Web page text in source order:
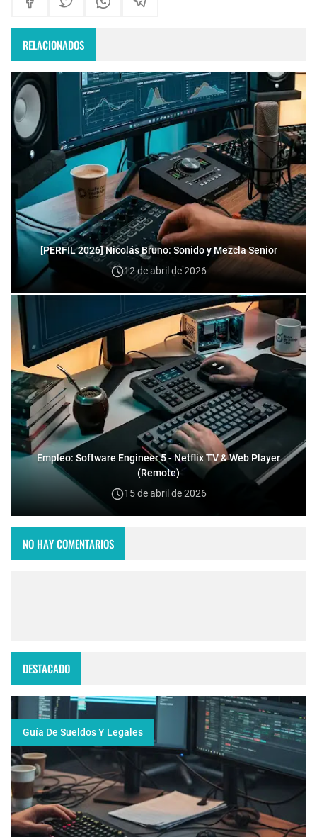
RELACIONADOS
[PERFIL 2026] Nicolás Bruno: Sonido y Mezcla Senior
12 de abril de 2026
Empleo: Software Engineer 5 - Netflix TV & Web Player
(Remote)
15 de abril de 2026
NO HAY COMENTARIOS
DESTACADO
Guía De Sueldos Y Legales